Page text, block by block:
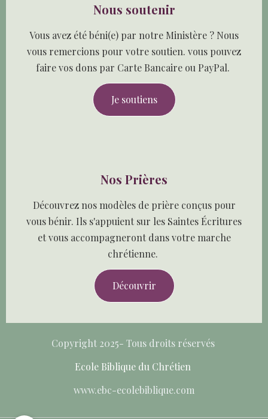
Nous soutenir
Vous avez été béni(e) par notre Ministère ? Nous
vous remercions pour votre soutien. vous pouvez
faire vos dons par Carte Bancaire ou PayPal.
Je soutiens
Nos Prières
Découvrez nos modèles de prière conçus pour
vous bénir. Ils s'appuient sur les Saintes Écritures
et vous accompagneront dans votre marche
chrétienne.
Découvrir
Copyright 2025- Tous droits réservés
Ecole Biblique du Chrétien
www.ebc-ecolebiblique.com